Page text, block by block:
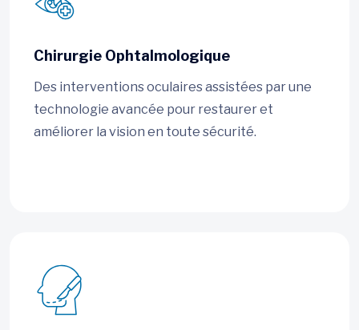
Chirurgie Ophtalmologique
Des interventions oculaires assistées par une
technologie avancée pour restaurer et
améliorer la vision en toute sécurité.